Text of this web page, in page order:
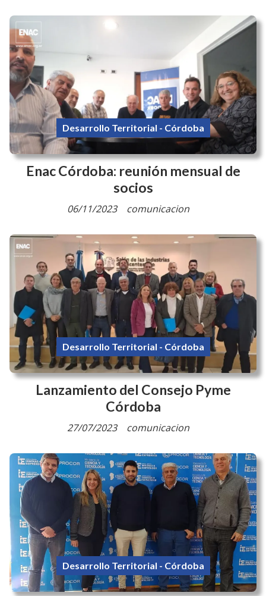
Enac Córdoba: reunión mensual de
socios
comunicacion
Desarrollo Territorial - Córdoba
06/11/2023
Lanzamiento del Consejo Pyme
Córdoba
comunicacion
Desarrollo Territorial - Córdoba
27/07/2023
Desarrollo Territorial - Córdoba